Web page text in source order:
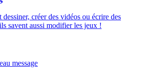
dessiner, créer des vidéos ou écrire des
savent aussi modifier les jeux !